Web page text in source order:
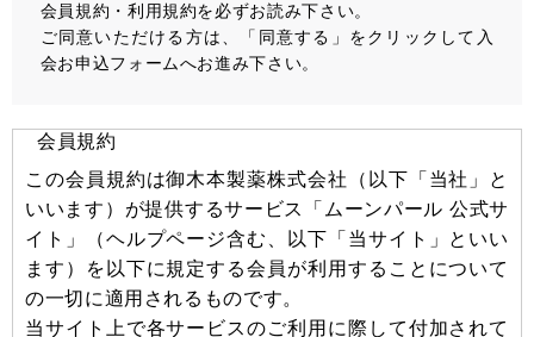
会員規約・利用規約を必ずお読み下さい。
ご同意いただける方は、「同意する」をクリックして入
会お申込フォームへお進み下さい。
会員規約
この会員規約は御木本製薬株式会社（以下「当社」と
いいます）が提供するサービス「ムーンパール 公式サ
イト」（ヘルプページ含む、以下「当サイト」といい
ます）を以下に規定する会員が利用することについて
の一切に適用されるものです。
当サイト上で各サービスのご利用に際して付加されて